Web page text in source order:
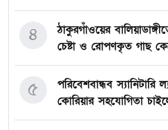
ঠাকুরগাঁওয়ের
চেষ্টা ও রোপণকৃত গাছ
৪
পরিবেশবান্ধব স্যানিটারি
কোরিয়ার সহযোগিতা
৫